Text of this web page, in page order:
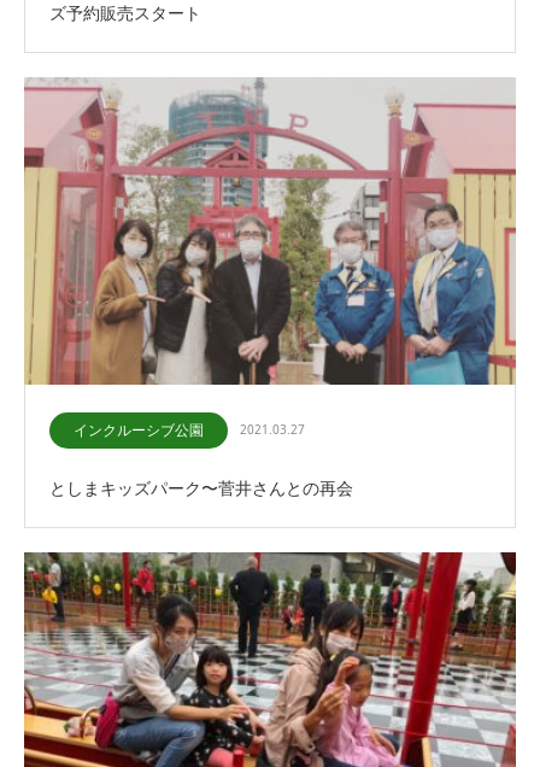
ズ予約販売スタート
インクルーシブ公園 2021.03.27
としまキッズパーク〜菅井さんとの再会